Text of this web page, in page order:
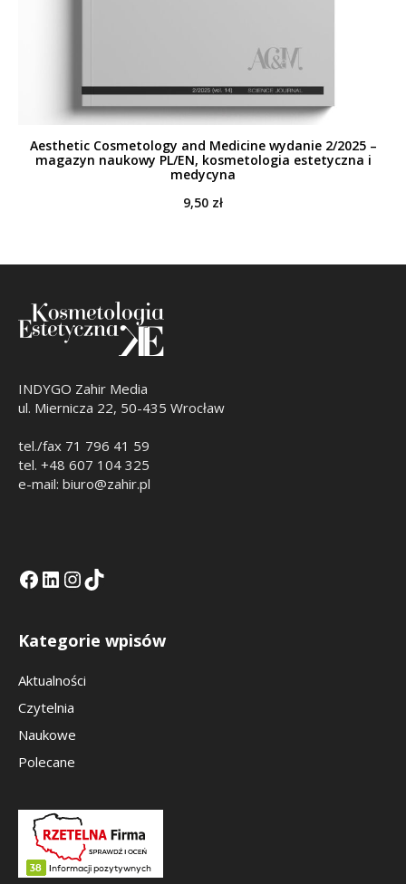
Aesthetic Cosmetology and Medicine wydanie 2/2025 –
magazyn naukowy PL/EN, kosmetologia estetyczna i
medycyna
9,50 zł
INDYGO Zahir Media
ul. Miernicza 22, 50-435 Wrocław
tel./fax 71 796 41 59
tel. +48 607 104 325
e-mail: biuro@zahir.pl
Facebook
LinkedIn
Tik Tok KEInstagramm KE
Kategorie wpisów
Aktualności
Czytelnia
Naukowe
Polecane